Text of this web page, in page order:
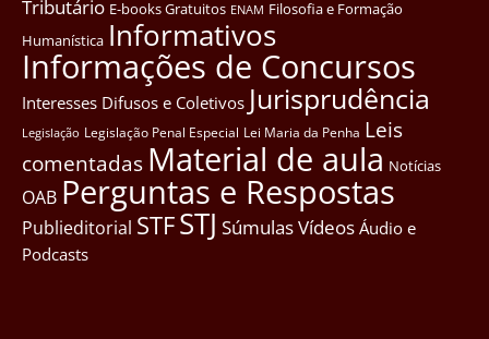
Tributário E-books Gratuitos ENAM Filosofia e Formação
Humanística Informativos
Informações de Concursos
Interesses Difusos e Coletivos Jurisprudência
Legislação Legislação Penal Especial Lei Maria da Penha Leis
comentadas Material de aula Notícias
OAB Perguntas e Respostas
Publieditorial STFSTJ SúmulasVídeos Áudio e
Podcasts